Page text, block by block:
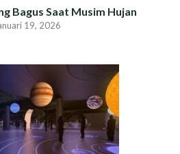
Bagus Saat Musim Hujan
19, 2026